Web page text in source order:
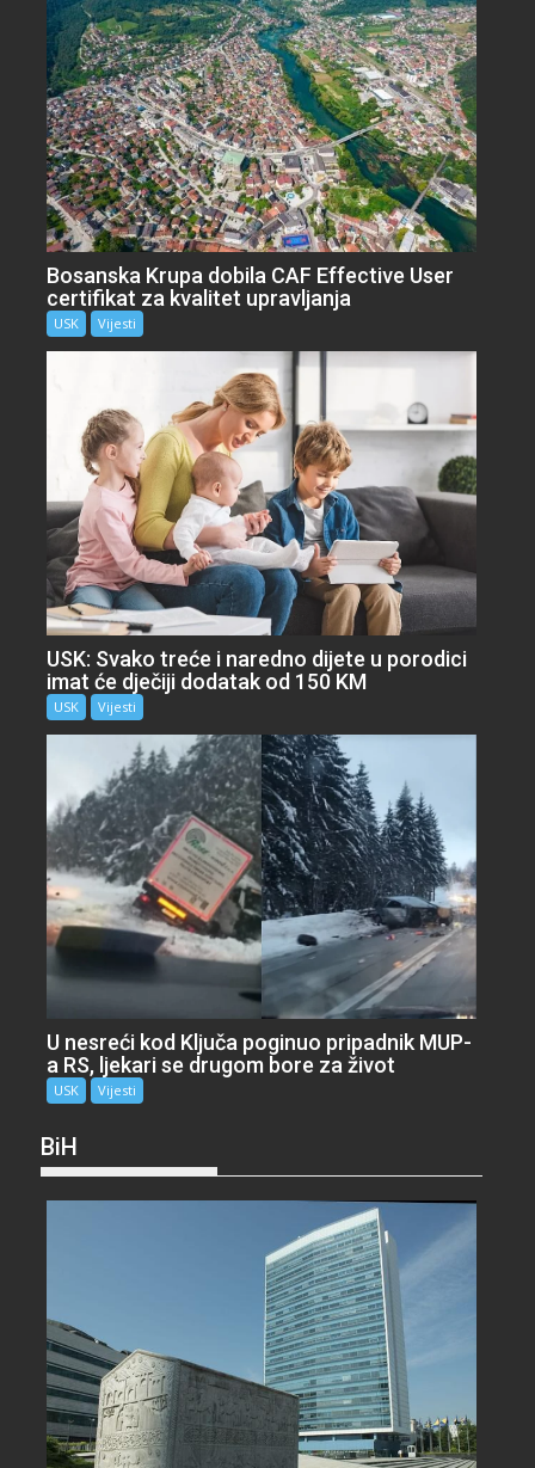
Bosanska Krupa dobila CAF Effective User
certifikat za kvalitet upravljanja
USK Vijesti
USK: Svako treće i naredno dijete u porodici
imat će dječiji dodatak od 150 KM
USK Vijesti
U nesreći kod Ključa poginuo pripadnik MUP-
a RS, ljekari se drugom bore za život
USK Vijesti
BiH